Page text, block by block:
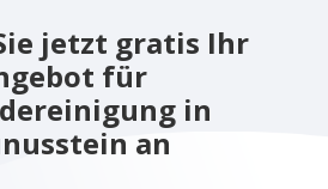
jetzt gratis Ihr
für
in
an